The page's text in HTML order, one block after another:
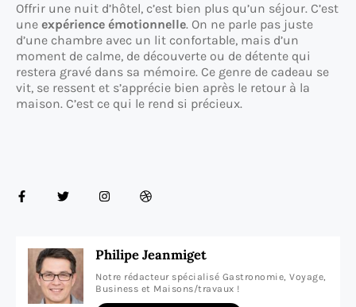
Offrir une nuit d’hôtel, c’est bien plus qu’un séjour. C’est
une expérience émotionnelle. On ne parle pas juste
d’une chambre avec un lit confortable, mais d’un
moment de calme, de découverte ou de détente qui
restera gravé dans sa mémoire. Ce genre de cadeau se
vit, se ressent et s’apprécie bien après le retour à la
maison. C’est ce qui le rend si précieux.
Philipe Jeanmiget
Notre rédacteur spécialisé Gastronomie, Voyage,
Business et Maisons/travaux !